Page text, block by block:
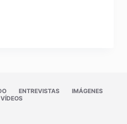
ENTREVISTAS
IMÁGENES
VÍDEOS